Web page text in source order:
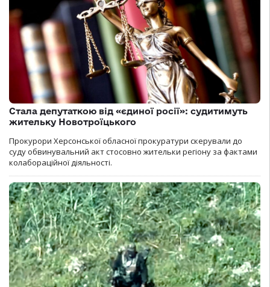
Стала депутаткою від «єдиної росії»: судитимуть
жительку Новотроїцького
Прокурори Херсонської обласної прокуратури скерували до
суду обвинувальний акт стосовно жительки регіону за фактами
колабораційної діяльності.